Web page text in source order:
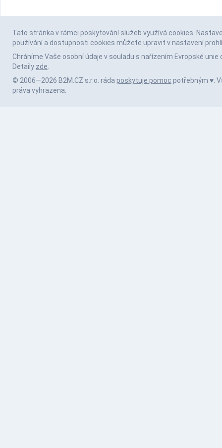
Tato stránka v rámci poskytování služeb využívá cookies.
používání a dostupnosti cookies můžete upravit v nastavení
Chráníme Vaše osobní údaje v souladu s nařízením Evropské unie
Detaily zde.
© 2006—2026 B2M.CZ s.r.o. ráda poskytuje pomoc potřebným ♥️.
práva vyhrazena.